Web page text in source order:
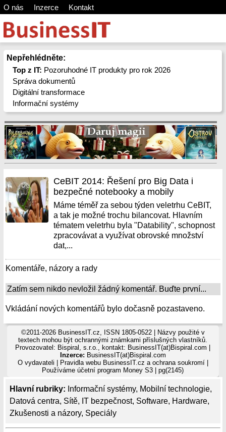
O nás Inzerce Kontakt
Nepřehlédněte:
Top z IT: Pozoruhodné IT produkty pro rok 2026
Správa dokumentů
Digitální transformace
Informační systémy
Hlavní rubriky: Informační systémy, Mobilní technologie,
Datová centra, Sítě, IT bezpečnost, Software, Hardware,
Zkušenosti a názory, Speciály
CeBIT 2014: Řešení pro Big Data i
bezpečné notebooky a mobily
Máme téměř za sebou týden veletrhu CeBIT,
a tak je možné trochu bilancovat. Hlavním
tématem veletrhu byla "Datability", schopnost
zpracovávat a využívat obrovské množství
dat,...
Komentáře, názory a rady
Zatím sem nikdo nevložil žádný komentář. Buďte první...
Vkládání nových komentářů bylo dočasně pozastaveno.
©2011-2026 BusinessIT.cz, ISSN 1805-0522 | Názvy použité v
textech mohou být ochrannými známkami příslušných vlastníků.
Provozovatel: Bispiral, s.r.o., kontakt: BusinessIT(at)Bispiral.com |
Inzerce: BusinessIT(at)Bispiral.com
O vydavateli
Pravidla webu BusinessIT.cz a ochrana soukromí|
Používámeúčetní program Money S3 | pg(2145)